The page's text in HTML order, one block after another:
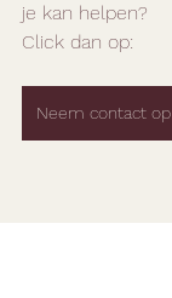
je kan helpen?
Click dan op:
Neem contact op